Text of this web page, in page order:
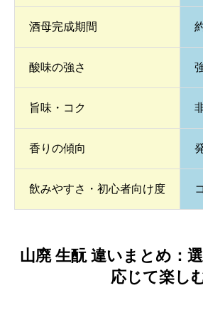
酒母完成期間
酸味の強さ
旨味・コク
香りの傾向
飲みやすさ・初心者向け度
山廃 生酛 違いまとめ：
応じて楽し